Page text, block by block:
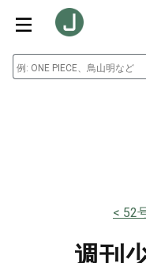
52
週刊